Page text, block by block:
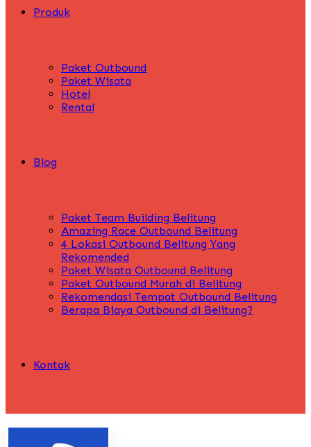
Produk
Paket Outbound
Paket Wisata
Hotel
Rental
Blog
Paket Team Building Belitung
Amazing Race Outbound Belitung
4 Lokasi Outbound Belitung Yang
Rekomended
Paket Wisata Outbound Belitung
Paket Outbound Murah di Belitung
Rekomendasi Tempat Outbound Belitung
Berapa Biaya Outbound di Belitung?
Kontak